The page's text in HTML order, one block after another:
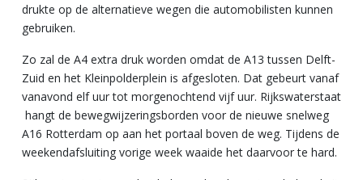
drukte op de alternatieve wegen die automobilisten kunnen
gebruiken.
Zo zal de A4 extra druk worden omdat de A13 tussen Delft-
Zuid en het Kleinpolderplein is afgesloten. Dat gebeurt vanaf
vanavond elf uur tot morgenochtend vijf uur. Rijkswaterstaat
hangt de bewegwijzeringsborden voor de nieuwe snelweg
A16 Rotterdam op aan het portaal boven de weg. Tijdens de
weekendafsluiting vorige week waaide het daarvoor te hard.